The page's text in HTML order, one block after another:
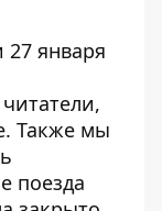
27 января
Также мы
поезда